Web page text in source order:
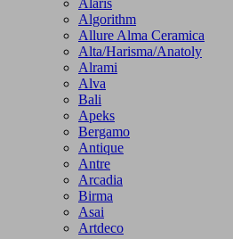
Algorithm
Allure Alma Ceramica
Alta/Harisma/Anatoly
Alrami
Alva
Bali
Apeks
Bergamo
Antique
Antre
Arcadia
Birma
Asai
Artdeco